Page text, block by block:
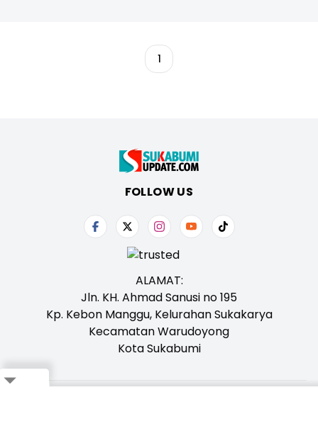
1
FOLLOW US
ALAMAT:
Jln. KH. Ahmad Sanusi no 195
Kp. Kebon Manggu, Kelurahan Sukakarya
Kecamatan Warudoyong
Kota Sukabumi